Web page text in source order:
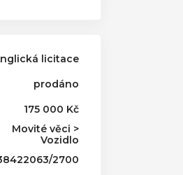
licitace
prodáno
175 000 Kč
Movité věci >
Vozidlo
2700